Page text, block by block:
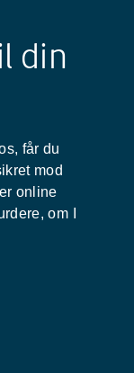
din
får du
mod
online
om I